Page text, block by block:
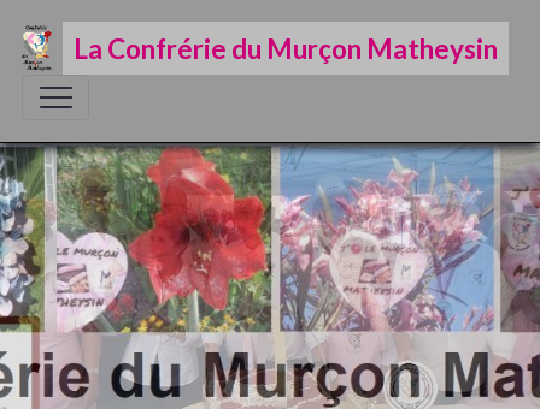
La Confrérie du Murçon Matheysin